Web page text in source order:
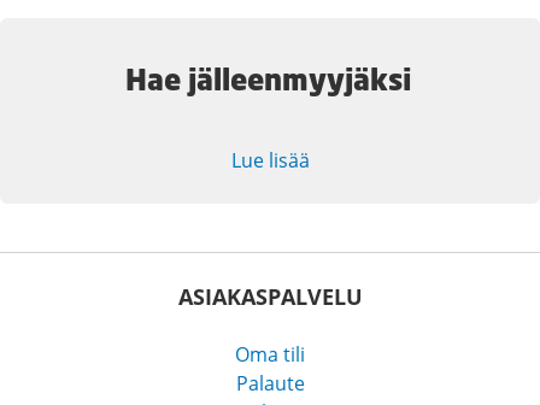
Hae jälleenmyyjäksi
Lue lisää
ASIAKASPALVELU
Oma tili
Palaute